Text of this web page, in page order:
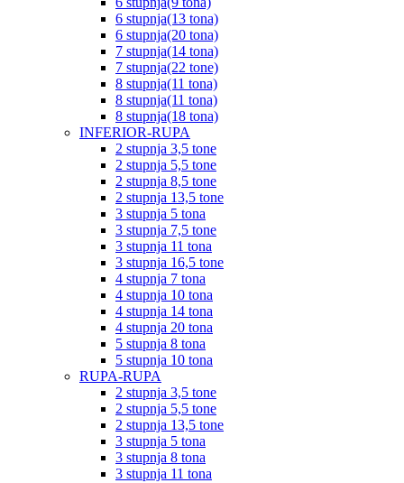
6 stupnja(13 tona)
6 stupnja(20 tona)
7 stupnja(14 tona)
7 stupnja(22 tone)
8 stupnja(11 tona)
8 stupnja(11 tona)
8 stupnja(18 tona)
INFERIOR-RUPA
2 stupnja 3,5 tone
2 stupnja 5,5 tone
2 stupnja 8,5 tone
2 stupnja 13,5 tone
3 stupnja 5 tona
3 stupnja 7,5 tone
3 stupnja 11 tona
3 stupnja 16,5 tone
4 stupnja 7 tona
4 stupnja 10 tona
4 stupnja 14 tona
4 stupnja 20 tona
5 stupnja 8 tona
5 stupnja 10 tona
RUPA-RUPA
2 stupnja 3,5 tone
2 stupnja 5,5 tone
2 stupnja 13,5 tone
3 stupnja 5 tona
3 stupnja 8 tona
3 stupnja 11 tona